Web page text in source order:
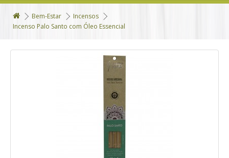
Bem-Estar
Incensos
Incenso Palo Santo com Óleo Essencial